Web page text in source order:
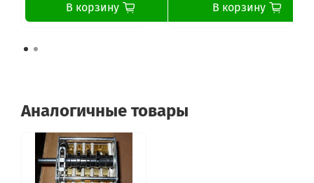
В корзину В корзину
Аналогичные товары